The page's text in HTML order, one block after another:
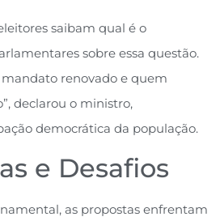
saibam qual é o
sobre essa questão.
renovado e quem
declarou o ministro,
democrática da população.
e Desafios
as propostas enfrentam